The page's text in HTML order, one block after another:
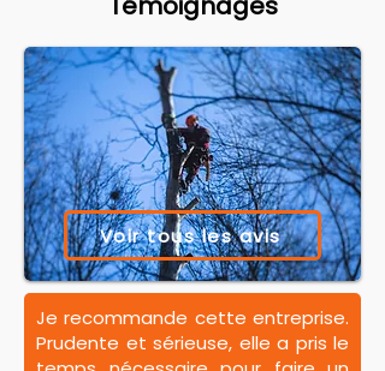
Voir tous les avis
Je recommande cette entreprise.
Prudente et sérieuse, elle a pris le